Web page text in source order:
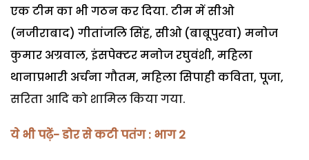
एक टीम का भी गठन कर दिया. टीम में सीओ
(नजीराबाद) गीतांजलि सिंह, सीओ (बाबूपुरवा) मनोज
कुमार अग्रवाल, इंसपेक्टर मनोज रघुवंशी, महिला
थानाप्रभारी अर्चना गौतम, महिला सिपाही कविता, पूजा,
सरिता आदि को शामिल किया गया.
ये भी पढ़ें- डोर से कटी पतंग : भाग 2